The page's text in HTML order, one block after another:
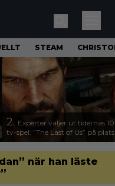
STEAM
2. Experter väljer ut tidernas
tv-spel: ”The Last of Us” på
när han läste